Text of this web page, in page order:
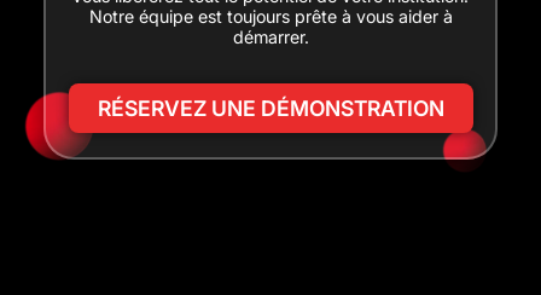
Notre équipe est toujours prête à vous aider à
démarrer.
RÉSERVEZ UNE DÉMONSTRATION